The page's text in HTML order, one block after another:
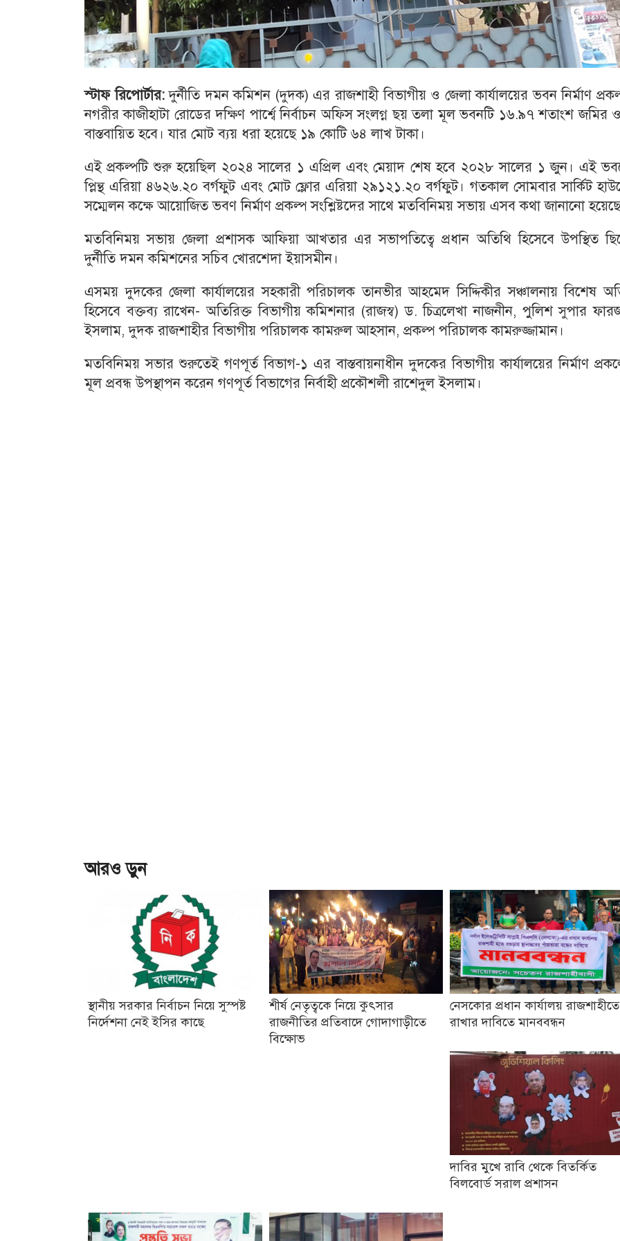
স্টাফ রিপোর্টার:দুর্নীতি দমন কমিশন (দুদক) এর রাজশাহী বিভাগীয় ও জেলা কার্যালয়ের ভবন নির্মাণ
নগরীর কাজীহাটা রোডের দক্ষিণ পার্শ্বে নির্বাচন অফিস সংলগ্ন ছয় তলা মূল ভবনটি ১৬.৯৭ শতাংশ জমির
বাস্তবায়িত হবে। যার মোট ব্যয় ধরা হয়েছে ১৯ কোটি ৬৪ লাখ টাকা।
এই প্রকল্পটি শুরু হয়েছিল ২০২৪ সালের ১ এপ্রিল এবং মেয়াদ শেষ হবে ২০২৮ সালের ১ জুন। এই
প্লিন্থ এরিয়া ৪৬২৬.২০ বর্গফুট এবং মোট ফ্লোর এরিয়া ২৯১২১.২০ বর্গফুট। গতকাল সোমবার সার্কিট
সম্মেলন কক্ষে আয়োজিত ভবণ নির্মাণ প্রকল্প সংশ্লিষ্টদের সাথে মতবিনিময় সভায় এসব কথা জানানো
মতবিনিময় সভায় জেলা প্রশাসক আফিয়া আখতার এর সভাপতিত্বে প্রধান অতিথি হিসেবে উপস্থিত
দুর্নীতি দমন কমিশনের সচিব খোরশেদা ইয়াসমীন।
এসময় দুদকের জেলা কার্যালয়ের সহকারী পরিচালক তানভীর আহমেদ সিদ্দিকীর সঞ্চালনায় বিশেষ
হিসেবে বক্তব্য রাখেন- অতিরিক্ত বিভাগীয় কমিশনার (রাজস্ব) ড. চিত্রলেখা নাজনীন, পুলিশ সুপার
ইসলাম, দুদক রাজশাহীর বিভাগীয় পরিচালক কামরুল আহসান, প্রকল্প পরিচালক কামরুজ্জামান।
মতবিনিময় সভার শুরুতেই গণপূর্ত বিভাগ-১ এর বাস্তবায়নাধীন দুদকের বিভাগীয় কার্যালয়ের নির্মাণ
মূল প্রবন্ধ উপস্থাপন করেন গণপূর্ত বিভাগের নির্বাহী প্রকৌশলী রাশেদুল ইসলাম।
আরও ড়ুন
স্থানীয় সরকার নির্বাচন নিয়ে সুস্পষ্ট
নির্দেশনা নেই ইসির কাছে
শীর্ষ নেতৃত্বকে নিয়ে কুৎসার
রাজনীতির প্রতিবাদে গোদাগাড়ীতে
বিক্ষোভ
নেসকোর প্রধান কার্যালয় রাজশাহীতে
রাখার দাবিতে মানববন্ধন
দাবির মুখে রাবি থেকে বিতর্কিত
বিলবোর্ড সরাল প্রশাসন